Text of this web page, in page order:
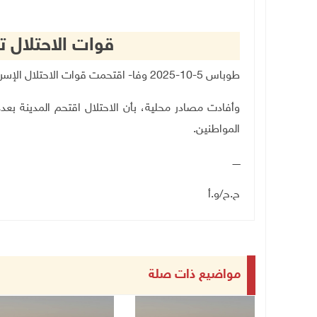
قوات
طوباس 5-10-2025 وفا- اقتحمت قوات الاحتلال الإسرائيلي، مساء اليوم الأحد، مدينة طوباس
وأفادت مصادر محلية، بأن الاحتلال اقتحم المدينة
المواطنين.
ـــــ
ح.ح/و.أ
مواضيع ذات صلة